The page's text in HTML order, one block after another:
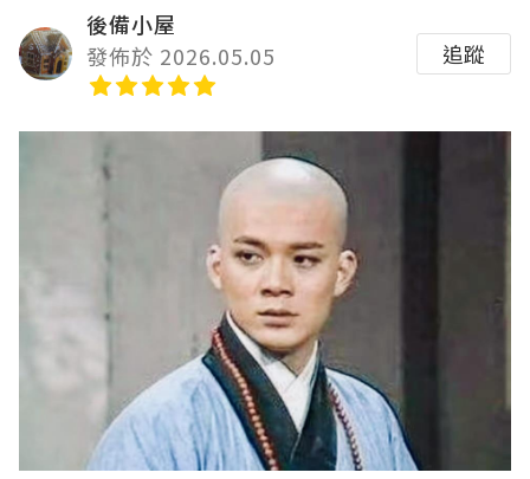
後備小屋
發佈於 2026.05.05
追蹤